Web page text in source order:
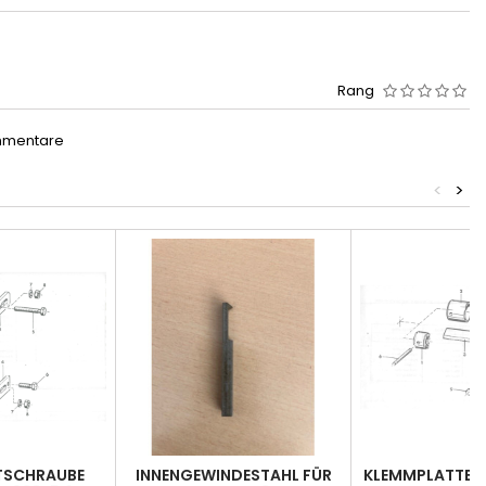
Rang
>
<
INNENGEWINDESTAHL FÜR
KLEMMPLATTE